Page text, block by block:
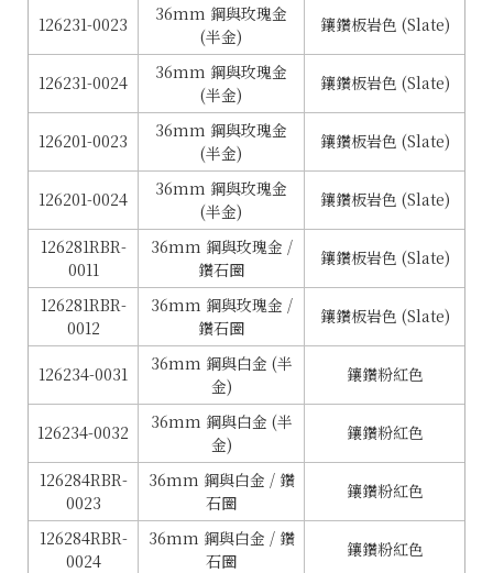
126231-0023
36mm 鋼與玫瑰金
(半金)
鑲鑽板岩色 (Slate)
126231-0024
36mm 鋼與玫瑰金
(半金)
鑲鑽板岩色 (Slate)
126201-0023
36mm 鋼與玫瑰金
(半金)
鑲鑽板岩色 (Slate)
126201-0024
36mm 鋼與玫瑰金
(半金)
鑲鑽板岩色 (Slate)
126281RBR-
0011
36mm 鋼與玫瑰金 /
鑽石圈
鑲鑽板岩色 (Slate)
126281RBR-
0012
36mm 鋼與玫瑰金 /
鑽石圈
鑲鑽板岩色 (Slate)
126234-0031
36mm 鋼與白金 (半
金)
鑲鑽粉紅色
126234-0032
36mm 鋼與白金 (半
金)
鑲鑽粉紅色
126284RBR-
0023
36mm 鋼與白金 / 鑽
石圈
鑲鑽粉紅色
126284RBR-
0024
36mm 鋼與白金 / 鑽
石圈
鑲鑽粉紅色